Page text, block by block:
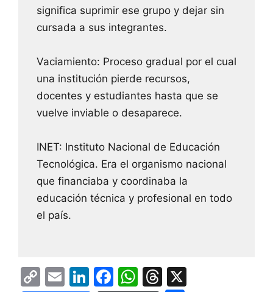
significa suprimir ese grupo y dejar sin
cursada a sus integrantes.
Vaciamiento: Proceso gradual por el cual
una institución pierde recursos,
docentes y estudiantes hasta que se
vuelve inviable o desaparece.
INET: Instituto Nacional de Educación
Tecnológica. Era el organismo nacional
que financiaba y coordinaba la
educación técnica y profesional en todo
el país.
C
E
Li F
W T